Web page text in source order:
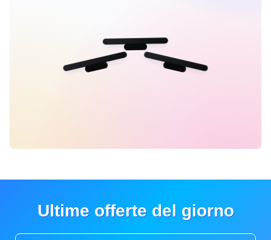
Ultime offerte del giorno